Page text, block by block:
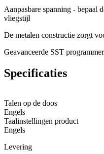
Aanpasbare spanning - bepaal
vliegstijl
De metalen constructie zorgt
Geavanceerde SST
Specificaties
Talen op de doos
Engels
Taalinstellingen product
Engels
Levering